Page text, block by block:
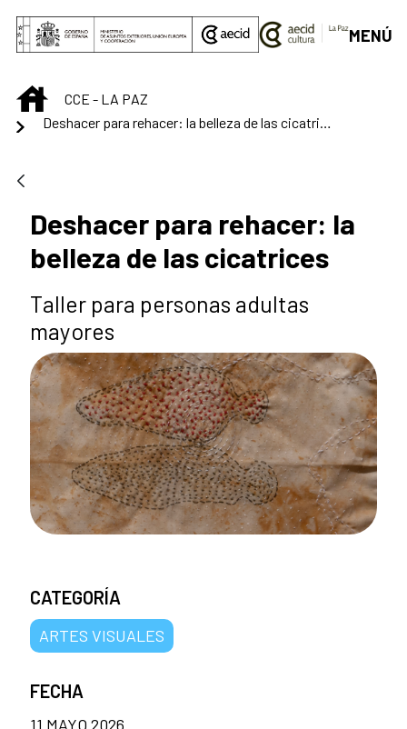
Saut au contenu principal
MENÚ
INICIOCCE - LA PAZ
Deshacer para rehacer: la belleza de las cicatrices
Deshacer para rehacer: la
belleza de las cicatrices
Taller para personas adultas
mayores
CATEGORÍA
ARTES VISUALES
FECHA
11 MAYO 2026